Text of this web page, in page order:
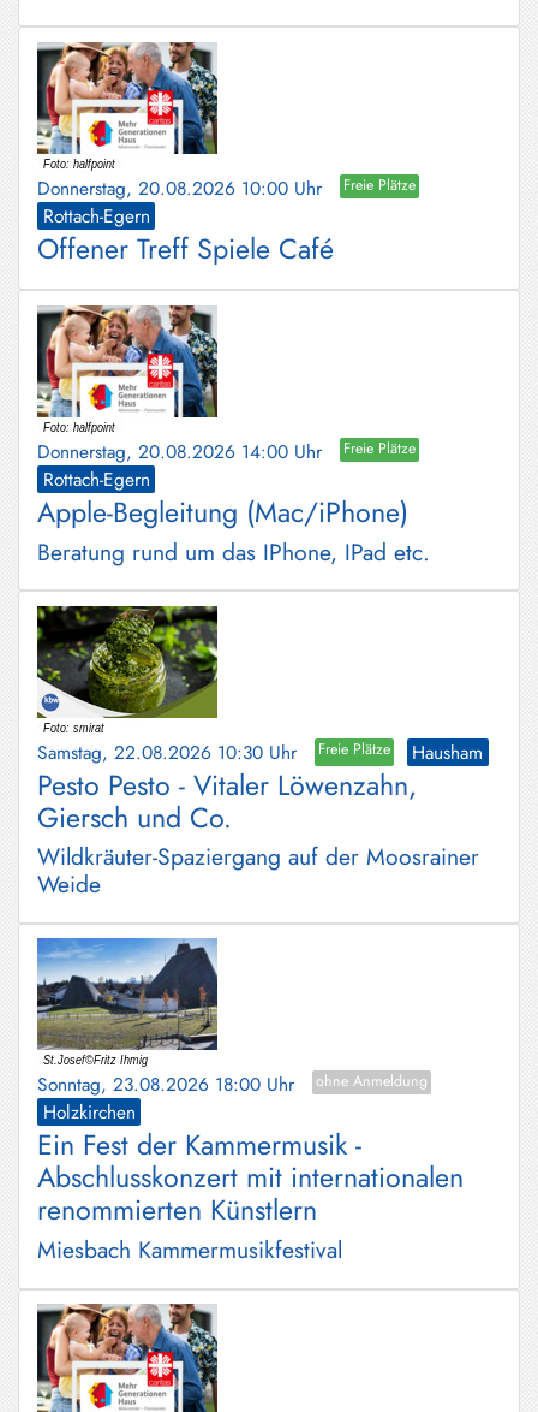
Donnerstag, 20.08.2026 10:00 Uhr Freie Plätze
Rottach-Egern
Offener Treff Spiele Café
Donnerstag, 20.08.2026 14:00 Uhr Freie Plätze
Rottach-Egern
Apple-Begleitung (Mac/iPhone)
Beratung rund um das IPhone, IPad etc.
Samstag, 22.08.2026 10:30 Uhr Freie Plätze Hausham
Pesto Pesto - Vitaler Löwenzahn,
Giersch und Co.
Wildkräuter-Spaziergang auf der Moosrainer
Weide
Sonntag, 23.08.2026 18:00 Uhr ohne Anmeldung
Holzkirchen
Ein Fest der Kammermusik -
Abschlusskonzert mit internationalen
renommierten Künstlern
Miesbach Kammermusikfestival